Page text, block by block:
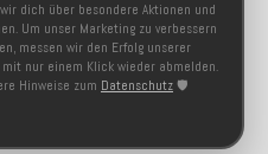
dich über besondere Aktionen und
Um unser Marketing zu verbessern
messen wir den Erfolg unserer
nur einem Klick wieder abmelden.
Hinweise zum Datenschutz 🛡️